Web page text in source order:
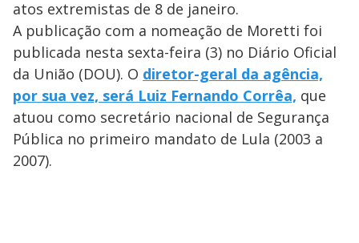
atos extremistas de 8 de janeiro.
A publicação com a nomeação de Moretti foi
publicada nesta sexta-feira (3) no Diário Oficial
da União (DOU). O diretor-geral da agência,
por sua vez, será Luiz Fernando Corrêa, que
atuou como secretário nacional de Segurança
Pública no primeiro mandato de Lula (2003 a
2007).